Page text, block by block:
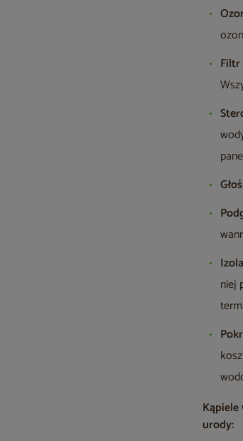
Filtr
niej
urody: